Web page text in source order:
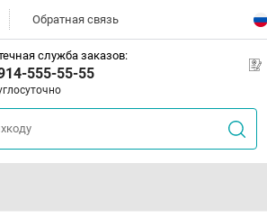
Обратная связь
служба заказов:
555-55-55